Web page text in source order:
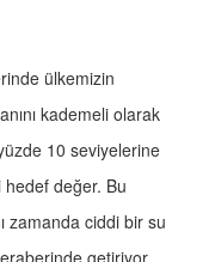
ülkemizin
kademeli olarak
10 seviyelerine
hedef değer. Bu
zamanda ciddi bir su